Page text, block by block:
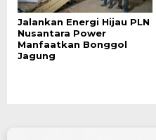
Jalankan Energi Hijau PLN
Nusantara Power
Manfaatkan Bonggol
Jagung